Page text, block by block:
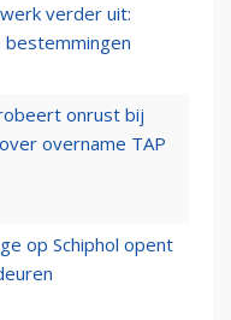
verder uit:
bestemmingen
onrust bij
overname TAP
op Schiphol opent